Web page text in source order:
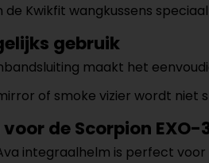
de Kwikfit wangkussens
gebruik
maakt het
of smoke vizier wordt niet
de Scorpion EXO-
Ava integraalhelm is perfect